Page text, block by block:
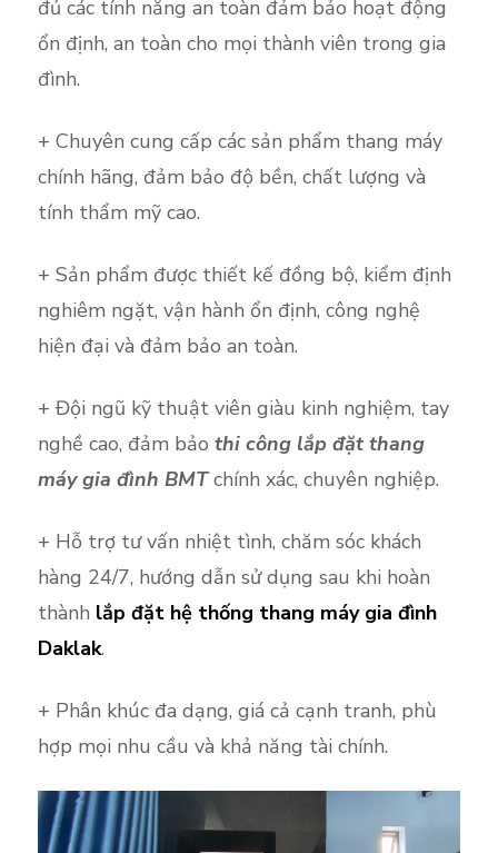
đủ các tính năng an toàn đảm bảo hoạt động
ổn định, an toàn cho mọi thành viên trong gia
đình.
+ Chuyên cung cấp các sản phẩm thang máy
chính hãng, đảm bảo độ bền, chất lượng và
tính thẩm mỹ cao.
+ Sản phẩm được thiết kế đồng bộ, kiểm định
nghiêm ngặt, vận hành ổn định, công nghệ
hiện đại và đảm bảo an toàn.
+ Đội ngũ kỹ thuật viên giàu kinh nghiệm, tay
nghề cao, đảm bảo thi công lắp đặt thang
máy gia đình BMTchính xác, chuyên nghiệp.
+ Hỗ trợ tư vấn nhiệt tình, chăm sóc khách
hàng 24/7, hướng dẫn sử dụng sau khi hoàn
thành lắp đặt hệ thống thang máy gia đình
Daklak.
+ Phân khúc đa dạng, giá cả cạnh tranh, phù
hợp mọi nhu cầu và khả năng tài chính.